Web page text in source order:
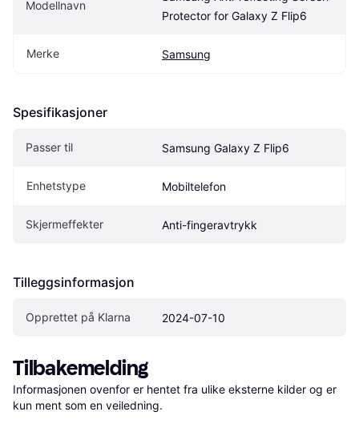
Modellnavn
Protector for Galaxy Z Flip6
Merke Samsung
Spesifikasjoner
Passer til Samsung Galaxy Z Flip6
Enhetstype Mobiltelefon
Skjermeffekter Anti-fingeravtrykk
Tilleggsinformasjon
Opprettet på Klarna 2024-07-10
Tilbakemelding
Informasjonen ovenfor er hentet fra ulike eksterne kilder og er
kun ment som en veiledning.